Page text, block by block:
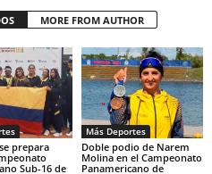
MORE FROM AUTHOR
prepara
Sub-16 de
Más Deportes
Doble podio de Narem
Molina en el Campeonato
Panamericano de